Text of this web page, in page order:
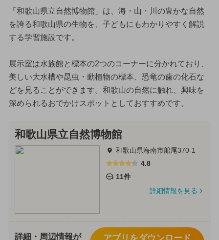
「和歌山県立自然博物館」は、海・山・川の豊かな自然
を誇る和歌山県の生物を、子どもにもわかりやすく解説
する学習施設です。
展示室は水族館と標本の2つのコーナーに分かれており、
美しい大水槽や昆虫・動植物の標本、恐竜の歯の化石な
どを見ることができます。和歌山の自然に触れ、興味を
深められるおでかけスポットとしておすすめです。
和歌山県立自然博物館
和歌山県海南市船尾370-1
4.8
11件
詳細情報を見る
詳細・周辺情報が